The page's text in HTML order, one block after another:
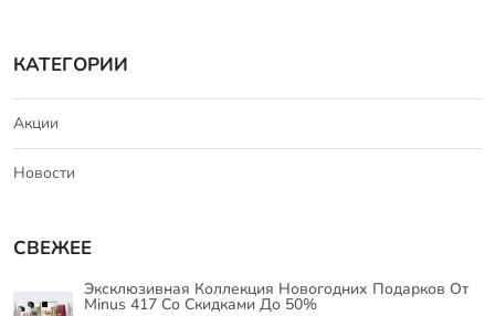
КАТЕГОРИИ
Акции
Новости
СВЕЖЕЕ
Эксклюзивная Коллекция Новогодних Подарков От
Minus 417 Со Скидками До 50%